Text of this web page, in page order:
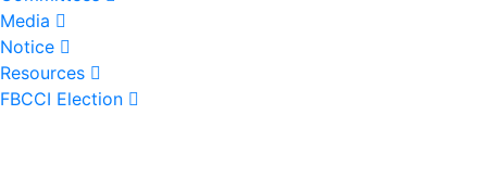
Media
Notice
Resources
FBCCI Election